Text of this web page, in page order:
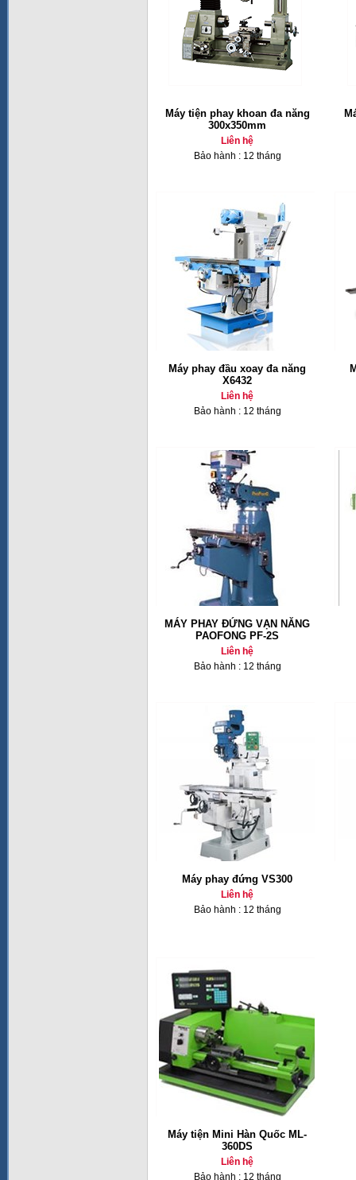
Máy tiện phay khoan đa năng
300x350mm
Liên hệ
Bảo hành : 12 tháng
Máy phay đầu xoay đa năng
X6432
Liên hệ
Bảo hành : 12 tháng
MÁY PHAY ĐỨNG VẠN NĂNG
PAOFONG PF-2S
Liên hệ
Bảo hành : 12 tháng
Máy phay đứng VS300
Liên hệ
Bảo hành : 12 tháng
Máy tiện Mini Hàn Quốc ML-
360DS
Liên hệ
Bảo hành : 12 tháng